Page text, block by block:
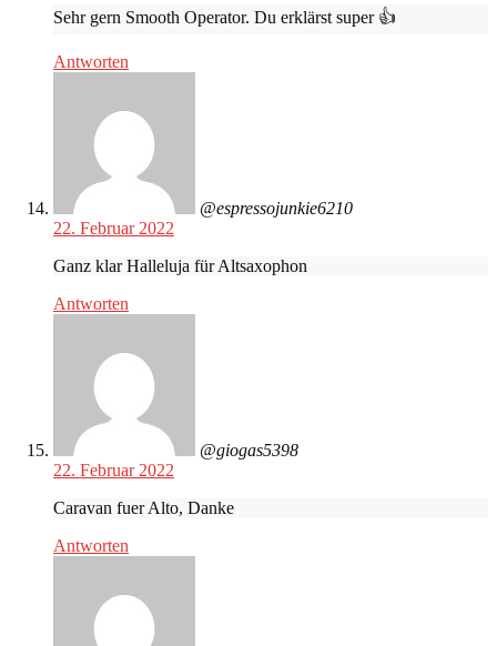
Sehr gern Smooth Operator. Du erklärst super 👍
Antworten
@espressojunkie6210
22. Februar 2022
Ganz klar Halleluja für Altsaxophon
Antworten
@giogas5398
22. Februar 2022
Caravan fuer Alto, Danke
Antworten